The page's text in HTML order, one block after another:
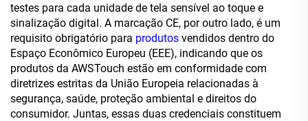
testes para cada unidade de tela sensível ao toque e
sinalização digital. A marcação CE, por outro lado, é um
requisito obrigatório para produtos vendidos dentro do
Espaço Econômico Europeu (EEE), indicando que os
produtos da AWSTouch estão em conformidade com
diretrizes estritas da União Europeia relacionadas à
segurança, saúde, proteção ambiental e direitos do
consumidor. Juntas, essas duas credenciais constituem